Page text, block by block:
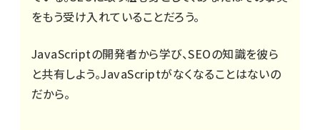
をもう受け入れていることだろう。
JavaScriptの開発者から学び、SEOの知識を彼ら
と共有しよう。JavaScriptがなくなることはないの
だから。